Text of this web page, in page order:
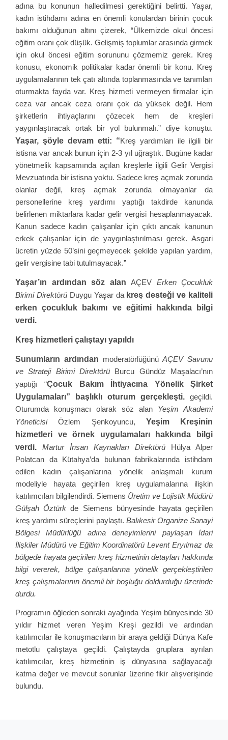
adına bu konunun halledilmesi gerektiğini belirtti. Yaşar,
kadın istihdamı adına en önemli konulardan birinin çocuk
bakımı olduğunun altını çizerek, “Ülkemizde okul öncesi
eğitim oranı çok düşük. Gelişmiş toplumlar arasında girmek
için okul öncesi eğitim sorununu çözmemiz gerek. Kreş
konusu, ekonomik politikalar kadar önemli bir konu. Kreş
uygulamalarının tek çatı altında toplanmasında ve tanımları
oturmakta fayda var. Kreş hizmeti vermeyen firmalar için
ceza var ancak ceza oranı çok da yüksek değil. Hem
şirketlerin ihtiyaçlarını çözecek hem de kreşleri
yaygınlaştıracak ortak bir yol bulunmalı.” diye konuştu.
Yaşar, şöyle devam etti: “Kreş yardımları ile ilgili bir
istisna var ancak bunun için 2-3 yıl uğraştık. Bugüne kadar
yönetmelik kapsamında açılan kreşlerle ilgili Gelir Vergisi
Mevzuatında bir istisna yoktu. Sadece kreş açmak zorunda
olanlar değil, kreş açmak zorunda olmayanlar da
personellerine kreş yardımı yaptığı takdirde kanunda
belirlenen miktarlara kadar gelir vergisi hesaplanmayacak.
Kanun sadece kadın çalışanlar için çıktı ancak kanunun
erkek çalışanlar için de yaygınlaştırılması gerek. Asgari
ücretin yüzde 50’sini geçmeyecek şekilde yapılan yardım,
gelir vergisine tabi tutulmayacak.”
Yaşar’ın ardından söz alan AÇEV Erken Çocukluk
Birimi DirektörüDuygu Yaşar da kreş desteği ve kaliteli
erken çocukluk bakımı ve eğitimi hakkında bilgi
verdi.
Kreş hizmetleri çalıştayı yapıldı
Sunumların ardından moderatörlüğünü AÇEVSavunu
ve Strateji Birimi Direktörü
Burcu Gündüz Maşalacı’nın
yaptığı “Çocuk Bakım İhtiyacına Yönelik Şirket
Uygulamaları” başlıklı oturum gerçekleşti. geçildi.
Oturumda konuşmacı olarak söz alan Yeşim Akademi
YöneticisiÖzlem Şenkoyuncu, Yeşim Kreşinin
hizmetleri ve örnek uygulamaları hakkında bilgi
verdi. Martur İnsan Kaynakları Direktörü
Hülya Alper
Polatcan da Kütahya’da bulunan fabrikalarında istihdam
edilen kadın çalışanlarına yönelik anlaşmalı kurum
modeliyle hayata geçirilen kreş uygulamalarına ilişkin
katılımcıları bilgilendirdi. Siemens Üretim ve Lojistik Müdürü
Gülşah Öztürkde Siemens bünyesinde hayata geçirilen
kreş yardımı süreçlerini paylaştı. Balıkesir Organize Sanayi
Bölgesi Müdürlüğü adına deneyimlerini paylaşan İdari
İlişkiler Müdürü ve Eğitim Koordinatörü Levent Eryılmaz da
bölgede hayata geçirilen kreş hizmetinin detayları hakkında
bilgi vererek, bölge çalışanlarına yönelik gerçekleştirilen
kreş çalışmalarının önemli bir boşluğu doldurduğu üzerinde
durdu.
Programın öğleden sonraki ayağında Yeşim bünyesinde 30
yıldır hizmet veren Yeşim Kreşi gezildi ve ardından
katılımcılar ile konuşmacıların bir araya geldiği Dünya Kafe
metotlu çalıştaya geçildi. Çalıştayda gruplara ayrılan
katılımcılar, kreş hizmetinin iş dünyasına sağlayacağı
katma değer ve mevcut sorunlar üzerine fikir alışverişinde
bulundu.